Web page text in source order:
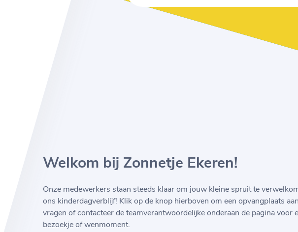
Welkom bij Zonnetje Ekeren!
Onze medewerkers staan steeds klaar om jouw kleine spruit te
ons kinderdagverblijf! Klik op de knop hierboven om een opvangplaats
vragen of contacteer de teamverantwoordelijke onderaan de pagina voor
bezoekje of wenmoment.